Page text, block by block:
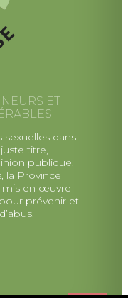
ET
sexuelles dans
titre,
publique.
la Province
mis en œuvre
prévenir et